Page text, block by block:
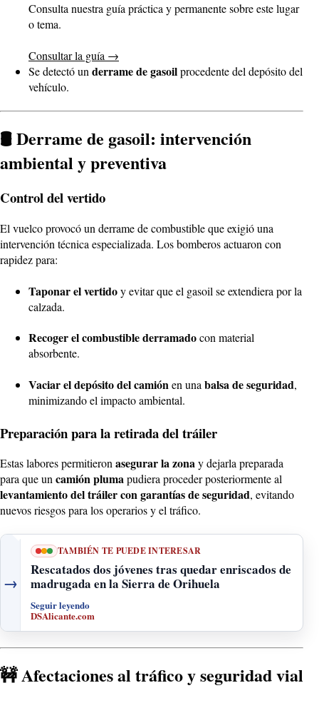
Consulta nuestra guía práctica y permanente sobre este lugar
o tema.
Consultar la guía →
Se detectó un derrame de gasoilprocedente del depósito del
vehículo.
🛢️ Derrame de gasoil: intervención
ambiental y preventiva
Control del vertido
El vuelco provocó un derrame de combustible que exigió una
intervención técnica especializada. Los bomberos actuaron con
rapidez para:
Taponar el vertidoy evitar que el gasoil se extendiera por la
calzada.
Recoger el combustible derramadocon material
absorbente.
Vaciar el depósito del camiónen una balsa de seguridad,
minimizando el impacto ambiental.
Preparación para la retirada del tráiler
Estas labores permitieronasegurar la zonay dejarla preparada
para que uncamión plumapudiera proceder posteriormente al
levantamiento del tráiler con garantías de seguridad, evitando
nuevos riesgos para los operarios y el tráfico.
→
TAMBIÉN TE PUEDE INTERESAR
Rescatados dos jóvenes tras quedar enriscados de
madrugada en la Sierra de Orihuela
Seguir leyendo
DSAlicante.com
🚧 Afectaciones al tráfico y seguridad vial